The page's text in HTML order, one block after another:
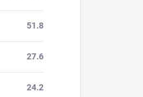
51.8
27.6
24.2